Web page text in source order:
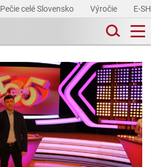
Pečie celé Slovensko Výročie E-